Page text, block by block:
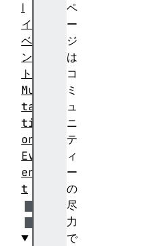
ペ
ー
ジ
は
コ
ミ
ュ
ニ
テ
ィ
ー
の
尽
力
で
I
イ
ベ
ン
ト
Mu
ta
ti
on
Ev
en
t